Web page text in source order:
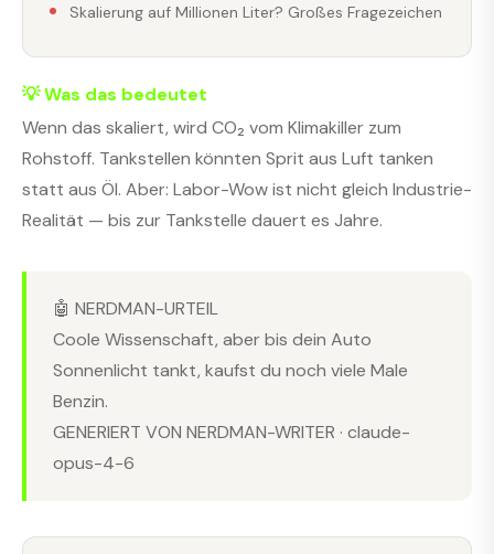
Skalierung auf Millionen Liter? Großes Fragezeichen
💡 Was das bedeutet
Wenn das skaliert, wird CO₂ vom Klimakiller zum
Rohstoff. Tankstellen könnten Sprit aus Luft tanken
statt aus Öl. Aber: Labor-Wow ist nicht gleich Industrie-
Realität — bis zur Tankstelle dauert es Jahre.
🤖 NERDMAN-URTEIL
Coole Wissenschaft, aber bis dein Auto
Sonnenlicht tankt, kaufst du noch viele Male
Benzin.
GENERIERT VON NERDMAN-WRITER · claude-
opus-4-6